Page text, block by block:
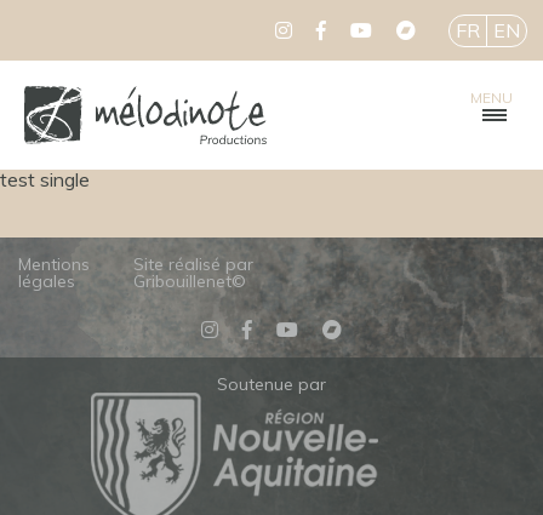
MENU
FR EN
test single
Mentions
légales
Site réalisé par
Gribouillenet©
Soutenue par